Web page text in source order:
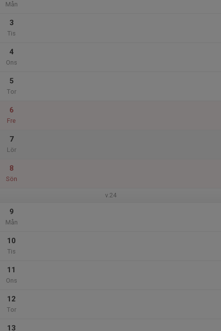
Mån
3
Tis
4
Ons
5
Tor
6
Fre
7
Lör
8
Sön
v.24
9
Mån
10
Tis
11
Ons
12
Tor
13